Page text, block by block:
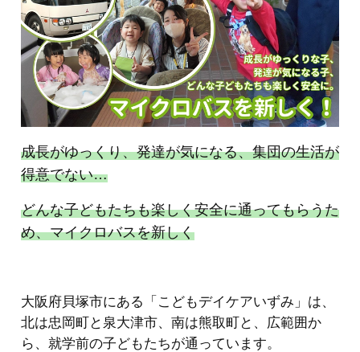
成長がゆっくり、発達が気になる、集団の生活が
得意でない…
どんな子どもたちも楽しく安全に通ってもらうた
め、マイクロバスを新しく
大阪府貝塚市にある「こどもデイケアいずみ」は、
北は忠岡町と泉大津市、南は熊取町と、広範囲か
ら、就学前の子どもたちが通っています。